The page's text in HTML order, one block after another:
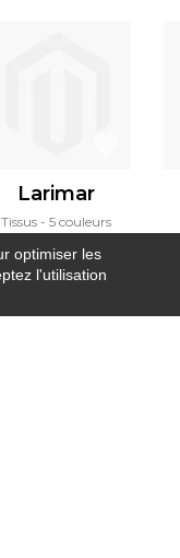
Larimar
Tissus 5 couleurs
optimiser les
l'utilisation